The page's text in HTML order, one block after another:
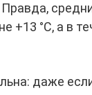
Правда,
+13 °C, а в
даже